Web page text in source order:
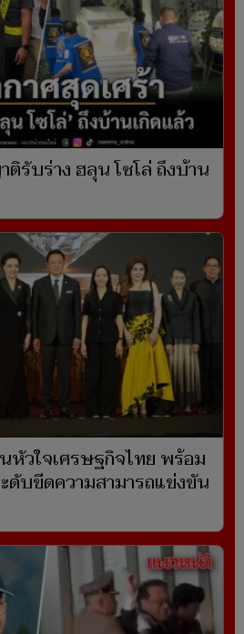
ติรับร่าง ฮลุน โซโล่ ถึงบ้าน
หัวใจเศรษฐกิจไทย พร้อม
ดับขีดความสามารถแข่งขัน